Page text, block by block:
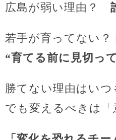
広島が弱い理由？
若手が育ってない？
“育てる前に見切っ
勝てない理由はいつ
でも変えるべきは「